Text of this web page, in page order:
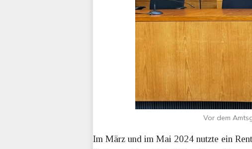
Vor dem
Im März und im Mai 2024 nutzte ein